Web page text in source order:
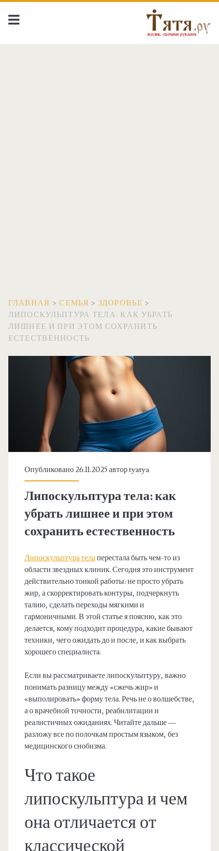
ГЛАВНАЯ >СЕМЬЯ > ЗДОРОВЬЕ >
ЛИПОСКУЛЬПТУРА ТЕЛА: КАК УБРАТЬ
ЛИШНЕЕ И ПРИ ЭТОМ СОХРАНИТЬ
ЕСТЕСТВЕННОСТЬ
Опубликовано 26.11.2025 авторtyatya
Липоскульптура тела: как
убрать лишнее и при этом
сохранить естественность
Липоскульптура телаперестала быть чем-то из
области звездных клиник. Сегодня это инструмент
действительно тонкой работы: не просто убрать
жир, а скорректировать контуры, подчеркнуть
талию, сделать переходы мягкими и
гармоничными. В этой статье я поясню, как это
делается, кому подходит процедура, какие бывают
техники, чего ожидать до и после, и как выбрать
хорошего специалиста.
Если вы рассматриваете липоскульптуру, важно
понимать разницу между «сжечь жир» и
«выполировать» форму тела. Речь не о волшебстве,
а о врачебной точности, реабилитации и
реалистичных ожиданиях. Читайте дальше —
разложу все по полочкам простым языком, без
медицинского снобизма.
Что такое
липоскульптура и чем
она отличается от
классической